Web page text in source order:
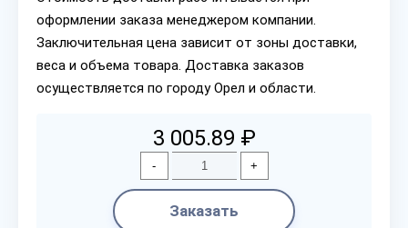
оформлении заказа менеджером компании.
Заключительная цена зависит от зоны доставки,
веса и объема товара. Доставка заказов
осуществляется по городу Орел и области.
3 005.89 ₽
- +
Заказать